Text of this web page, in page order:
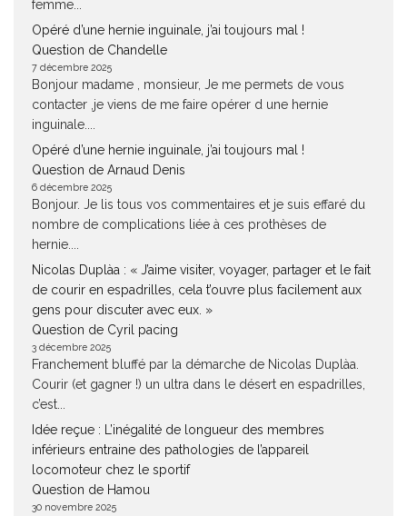
femme...
Opéré d’une hernie inguinale, j’ai toujours mal !
Question de Chandelle
7 décembre 2025
Bonjour madame , monsieur, Je me permets de vous
contacter ,je viens de me faire opérer d une hernie
inguinale....
Opéré d’une hernie inguinale, j’ai toujours mal !
Question de Arnaud Denis
6 décembre 2025
Bonjour. Je lis tous vos commentaires et je suis effaré du
nombre de complications liée à ces prothèses de
hernie....
Nicolas Duplàa : « J’aime visiter, voyager, partager et le fait
de courir en espadrilles, cela t’ouvre plus facilement aux
gens pour discuter avec eux. »
Question de Cyril pacing
3 décembre 2025
Franchement bluffé par la démarche de Nicolas Duplàa.
Courir (et gagner !) un ultra dans le désert en espadrilles,
c’est...
Idée reçue : L’inégalité de longueur des membres
inférieurs entraine des pathologies de l’appareil
locomoteur chez le sportif
Question de Hamou
30 novembre 2025